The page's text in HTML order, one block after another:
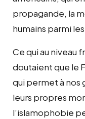
propagande, la
humains parmi
Ce qui au niveau
doutaient que le
qui permet à nos
leurs propres
l’islamophobie